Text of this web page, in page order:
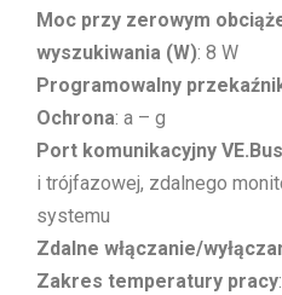
Moc przy zerowym
wyszukiwania (W): 8 W
Programowalny
Ochrona: a – g
Port komunikacyjny VE.Bus
i trójfazowej, zdalnego
systemu
Zdalne włączanie/
Zakres temperatury pracy